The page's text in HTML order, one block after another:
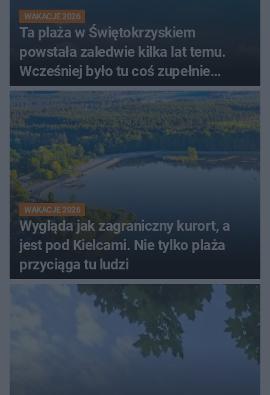
WAKACJE 2026
Ta plaża w Świętokrzyskiem
powstała zaledwie kilka lat temu.
Wcześniej było tu coś zupełnie
innego
WAKACJE 2026
Wygląda jak zagraniczny kurort, a
jest pod Kielcami. Nie tylko plaża
przyciąga tu ludzi